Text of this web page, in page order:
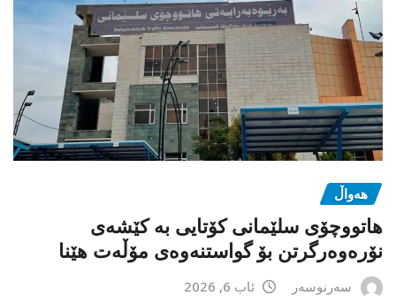
هەواڵ
هاتووچۆی سلێمانی کۆتایی بە کێشەی
نۆرەوەرگرتن بۆ گواستنەوەی مۆڵەت هێنا
سەرنوسەر ئاب 6, 2026